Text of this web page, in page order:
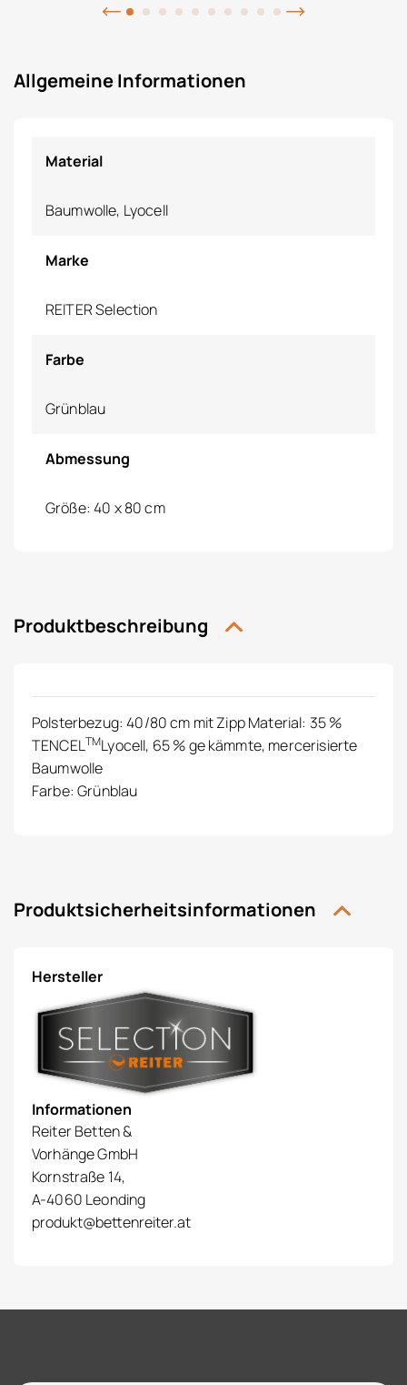
Allgemeine Informationen
Material
Baumwolle, Lyocell
Marke
REITER Selection
Farbe
Grünblau
Abmessung
Größe: 40 x 80 cm
Produktbeschreibung
Polsterbezug: 40/80 cm mit Zipp Material: 35 %
TENCELTMLyocell, 65 % ge kämmte, mercerisierte
Baumwolle
Farbe: Grünblau
Produktsicherheitsinformationen
Hersteller
Informationen
Reiter Betten &
Vorhänge GmbH
Kornstraße 14,
A-4060 Leonding
produkt@bettenreiter.at